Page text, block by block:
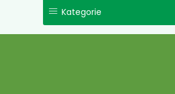
Kategorie